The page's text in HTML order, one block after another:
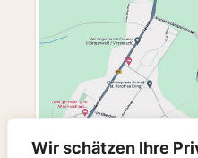
Wir schätzen Ihre